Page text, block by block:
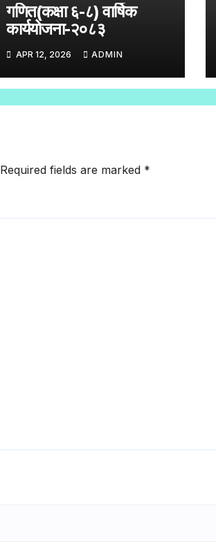
गणित(कक्षा ६-८) वार्षिक
कार्ययोजना-२०८३
APR 12, 2026 ADMIN
Required fields are marked *